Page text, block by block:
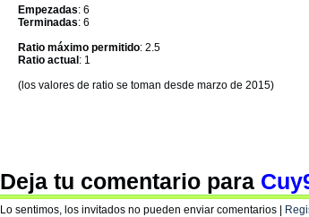
Empezadas: 6
Terminadas: 6
Ratio máximo permitido: 2.5
Ratio actual : 1
(los valores de ratio se toman desde marzo de 2015)
Deja tu comentario para
Lo sentimos, los invitados no pueden enviar comentarios |